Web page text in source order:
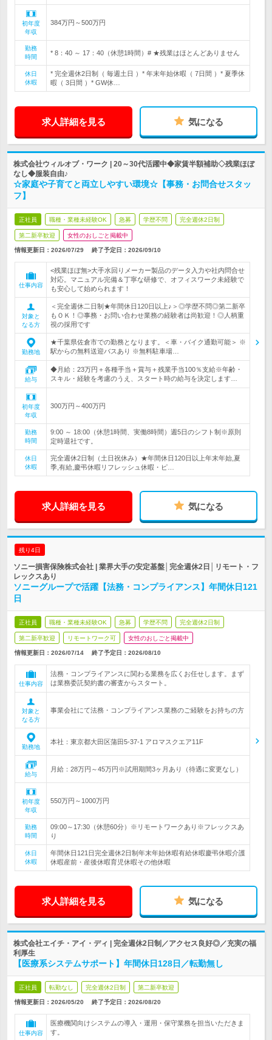
初年度
年収
384万円～500万円
勤務
時間
* 8：40 ～ 17：40（休憩1時間）# ★残業はほとんどありません
休日
休暇
* 完全週休2日制（ 毎週土日 ）* 年末年始休暇（ 7日間 ）* 夏季休
暇（ 3日間 ）* GW休…
求人詳細を見る 気になる
株式会社ウィルオブ・ワーク | 20～30代活躍中◆家賃半額補助◇残業ほぼ
なし◆服装自由♪
☆家庭や子育てと両立しやすい環境☆【事務・お問合せスタッ
フ】
正社員 職種・業種未経験OK 急募 学歴不問 完全週休2日制
第二新卒歓迎 女性のおしごと掲載中
情報更新日：2026/07/29 終了予定日： 2026/09/10
仕事内容
<残業ほぼ無>大手水回りメーカー製品のデータ入力や社内問合せ
対応。マニュアル完備＆丁寧な研修で、オフィスワーク未経験で
も安心して始められます！
対象と
なる方
＜完全週休二日制★年間休日120日以上♪＞◎学歴不問◎第二新卒
もＯＫ！◎事務・お問い合わせ業務の経験者は尚歓迎！◎人柄重
視の採用です
勤務地
★千葉県佐倉市での勤務となります。＜車・バイク通勤可能＞ ※
駅からの無料送迎バスあり ※無料駐車場…
給与
◆月給：23万円＋各種手当＋賞与＋残業手当100％支給※年齢・
スキル・経験を考慮のうえ、スタート時の給与を決定します…
初年度
年収
300万円～400万円
勤務
時間
9:00 ～ 18:00（休憩1時間、実働8時間）週5日のシフト制※原則
定時退社です。
休日
休暇
完全週休2日制（土日祝休み）★年間休日120日以上年末年始,夏
季,有給,慶弔休暇リフレッシュ休暇・ピ…
求人詳細を見る 気になる
残り4日
ソニー損害保険株式会社 | 業界大手の安定基盤│完全週休2日│リモート・フ
レックスあり
ソニーグループで活躍【法務・コンプライアンス】年間休日121
日
正社員 職種・業種未経験OK 急募 学歴不問 完全週休2日制
第二新卒歓迎 リモートワーク可 女性のおしごと掲載中
情報更新日：2026/07/14 終了予定日： 2026/08/10
仕事内容
法務・コンプライアンスに関わる業務を広くお任せします。まず
は業務委託契約書の審査からスタート。
対象と
なる方
事業会社にて法務・コンプライアンス業務のご経験をお持ちの方
勤務地
本社：東京都大田区蒲田5-37-1 アロマスクエア11F
給与
月給：28万円～45万円※試用期間3ヶ月あり（待遇に変更なし）
初年度
年収
550万円～1000万円
勤務
時間
09:00～17:30（休憩60分）※リモートワークあり※フレックスあ
り
休日
休暇
年間休日121日完全週休2日制年末年始休暇有給休暇慶弔休暇介護
休暇産前・産後休暇育児休暇その他休暇
求人詳細を見る 気になる
株式会社エイチ・アイ・ディ | 完全週休2日制／アクセス良好◎／充実の福
利厚生
【医療系システムサポート】年間休日128日／転勤無し
正社員 転勤なし 完全週休2日制 第二新卒歓迎
情報更新日：2026/05/20 終了予定日： 2026/08/20
仕事内容
医療機関向けシステムの導入・運用・保守業務を担当いただきま
す。